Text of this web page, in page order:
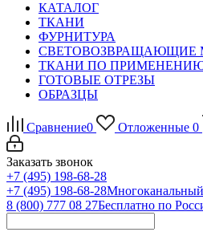
КАТАЛОГ
ТКАНИ
ФУРНИТУРА
СВЕТОВОЗВРАЩАЮЩИЕ
ТКАНИ ПО
ГОТОВЫЕ ОТРЕЗЫ
ОБРАЗЦЫ
Сравнение0 Отложенные 0
Заказать звонок
+7 (495) 198-68-28
+7 (495) 198-68-28Многоканальный
8 (800) 777 08 27Бесплатно по